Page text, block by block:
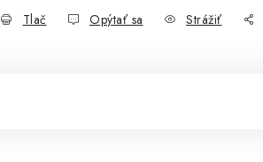
Tlač Opýtať sa Strážiť